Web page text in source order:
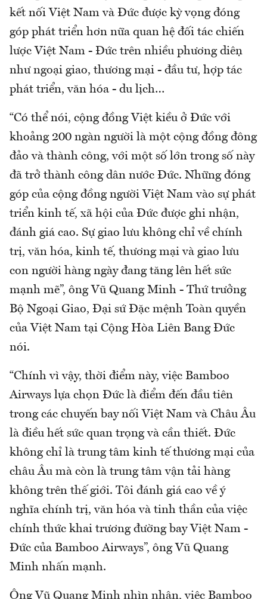
kết nối Việt Nam và Đức được kỳ vọng đóng
góp phát triển hơn nữa quan hệ đối tác chiến
lược Việt Nam - Đức trên nhiều phương diện
như ngoại giao, thương mại - đầu tư, hợp tác
phát triển, văn hóa - du lịch…
“Có thể nói, cộng đồng Việt kiều ở Đức với
khoảng 200 ngàn người là một cộng đồng đông
đảo và thành công, với một số lớn trong số này
đã trở thành công dân nước Đức. Những đóng
góp của cộng đồng người Việt Nam vào sự phát
triển kinh tế, xã hội của Đức được ghi nhận,
đánh giá cao. Sự giao lưu không chỉ về chính
trị, văn hóa, kinh tế, thương mại và giao lưu
con người hàng ngày đang tăng lên hết sức
mạnh mẽ”, ông Vũ Quang Minh - Thứ trưởng
Bộ Ngoại Giao, Đại sứ Đặc mệnh Toàn quyền
của Việt Nam tại Cộng Hòa Liên Bang Đức
nói.
“Chính vì vậy, thời điểm này, việc Bamboo
Airways lựa chọn Đức là điểm đến đầu tiên
trong các chuyến bay nối Việt Nam và Châu Âu
là điều hết sức quan trọng và cần thiết. Đức
không chỉ là trung tâm kinh tế thương mại của
châu Âu mà còn là trung tâm vận tải hàng
không trên thế giới. Tôi đánh giá cao về ý
nghĩa chính trị, văn hóa và tinh thần của việc
chính thức khai trương đường bay Việt Nam -
Đức của Bamboo Airways”, ông Vũ Quang
Minh nhấn mạnh.
Ông Vũ Quang Minh nhìn nhận, việc Bamboo